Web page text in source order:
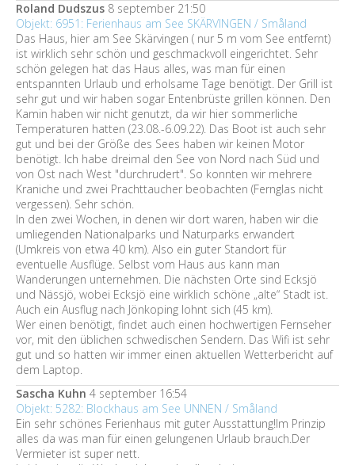
Roland Dudszus 8 september 21:50
Objekt: 6951: Ferienhaus am See SKÄRVINGEN / Småland
Das Haus, hier am See Skärvingen ( nur 5 m vom See entfernt)
ist wirklich sehr schön und geschmackvoll eingerichtet. Sehr
schön gelegen hat das Haus alles, was man für einen
entspannten Urlaub und erholsame Tage benötigt. Der Grill ist
sehr gut und wir haben sogar Entenbrüste grillen können. Den
Kamin haben wir nicht genutzt, da wir hier sommerliche
Temperaturen hatten (23.08.-6.09.22). Das Boot ist auch sehr
gut und bei der Größe des Sees haben wir keinen Motor
benötigt. Ich habe dreimal den See von Nord nach Süd und
von Ost nach West "durchrudert". So konnten wir mehrere
Kraniche und zwei Prachttaucher beobachten (Fernglas nicht
vergessen). Sehr schön.
In den zwei Wochen, in denen wir dort waren, haben wir die
umliegenden Nationalparks und Naturparks erwandert
(Umkreis von etwa 40 km). Also ein guter Standort für
eventuelle Ausflüge. Selbst vom Haus aus kann man
Wanderungen unternehmen. Die nächsten Orte sind Ecksjö
und Nässjö, wobei Ecksjö eine wirklich schöne „alte“ Stadt ist.
Auch ein Ausflug nach Jönkoping lohnt sich (45 km).
Wer einen benötigt, findet auch einen hochwertigen Fernseher
vor, mit den üblichen schwedischen Sendern. Das Wifi ist sehr
gut und so hatten wir immer einen aktuellen Wetterbericht auf
dem Laptop.
Sascha Kuhn 4 september 16:54
Objekt: 5282: Blockhaus am See UNNEN / Småland
Ein sehr schönes Ferienhaus mit guter Ausstattung!Im Prinzip
alles da was man für einen gelungenen Urlaub brauch.Der
Vermieter ist super nett.